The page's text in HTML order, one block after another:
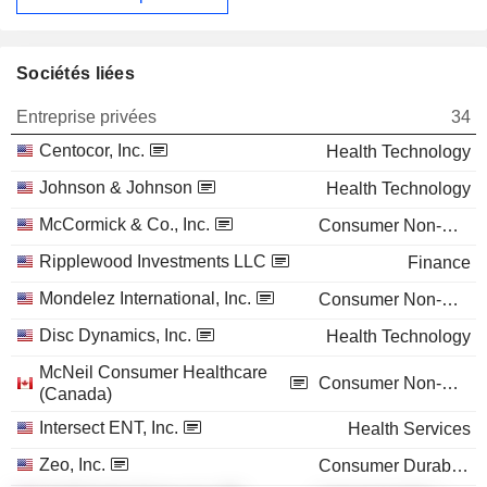
Sociétés liées
Entreprise privées
34
Centocor, Inc.
Health Technology
Johnson & Johnson
Health Technology
McCormick & Co., Inc.
Consumer Non-Durables
Ripplewood Investments LLC
Finance
Mondelez International, Inc.
Consumer Non-Durables
Disc Dynamics, Inc.
Health Technology
McNeil Consumer Healthcare
(Canada)
Consumer Non-Durables
Intersect ENT, Inc.
Health Services
Zeo, Inc.
Consumer Durables